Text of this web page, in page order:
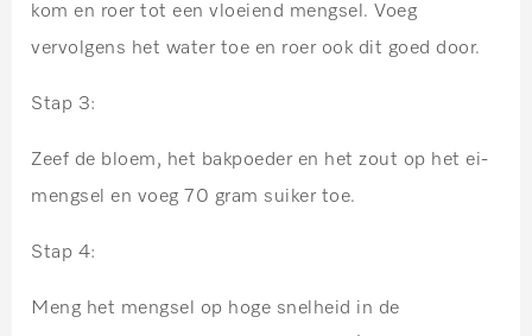
kom en roer tot een vloeiend mengsel. Voeg
vervolgens het water toe en roer ook dit goed door.
Stap 3:
Zeef de bloem, het bakpoeder en het zout op het ei-
mengsel en voeg 70 gram suiker toe.
Stap 4:
Meng het mengsel op hoge snelheid in de